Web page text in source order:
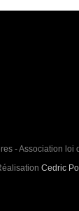
- Association
Cedric